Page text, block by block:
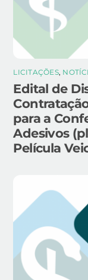
LICITAÇÕES,
Edital de
para a
Adesivos
Película